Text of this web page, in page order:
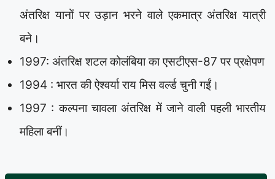
अंतरिक्ष यानों पर उड़ान भरने वाले एकमात्र अंतरिक्ष यात्री
बने।
1997: अंतरिक्ष शटल कोलंबिया का एसटीएस-87 पर प्रक्षेपण
1994 : भारत की ऐश्वर्या राय मिस वर्ल्ड चुनी गईं।
1997 : कल्पना चावला अंतरिक्ष में जाने वाली पहली भारतीय
महिला बनीं।